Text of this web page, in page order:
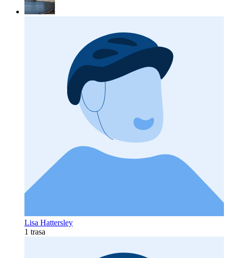
Lisa Hattersley
1 trasa